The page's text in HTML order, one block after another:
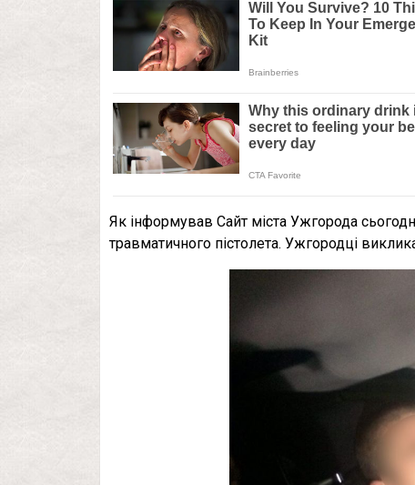
Як інформував Сайт міста Ужгорода
травматичного пістолета. Ужгородці